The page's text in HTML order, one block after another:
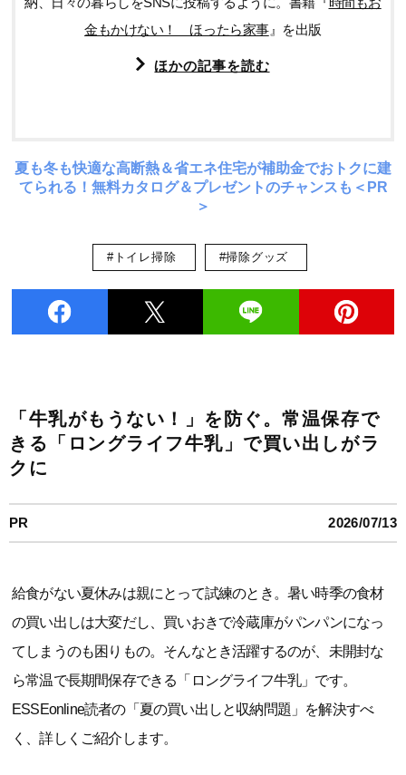
金もかけない！ ほったら家事』を出版
ほかの記事を読む
夏も冬も快適な高断熱＆省エネ住宅が補助金でおトクに建
てられる！無料カタログ＆プレゼントのチャンスも＜PR
＞
#トイレ掃除 #掃除グッズ
「牛乳がもうない！」を防ぐ。常温保存で
きる「ロングライフ牛乳」で買い出しがラ
クに
PR 2026/07/13
給食がない夏休みは親にとって試練のとき。暑い時季の食材
の買い出しは大変だし、買いおきで冷蔵庫がパンパンになっ
てしまうのも困りもの。そんなとき活躍するのが、未開封な
ら常温で長期間保存できる「ロングライフ牛乳」です。
ESSEonline読者の「夏の買い出しと収納問題」を解決すべ
く、詳しくご紹介します。